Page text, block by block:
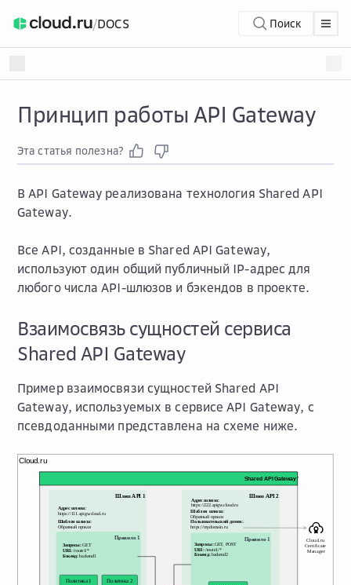
/DOCS Поиск
Принцип работы API Gateway
Эта статья полезна?
В API Gateway реализована технология Shared API
Gateway.
Все API, созданные в Shared API Gateway,
используют один общий публичный IP-адрес для
любого числа API-шлюзов и бэкендов в проекте.
Взаимосвязь сущностей сервиса
Shared API Gateway
Пример взаимосвязи сущностей Shared API
Gateway, используемых в сервисе API Gateway, с
псевдоданными представлена на схеме ниже.